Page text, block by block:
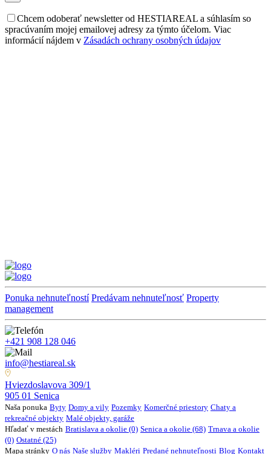
Chcem odoberať newsletter od HESTIAREAL a súhlasím so
spracúvaním mojej emailovej adresy za týmto účelom. Viac
informácií nájdem v Zásadách ochrany osobných údajov
Ponuka nehnuteľností Predávam nehnuteľnosť Property
management
+421 908 128 046
info@hestiareal.sk
Hviezdoslavova 309/1
905 01 Senica
Naša ponuka Byty Domy a vily Pozemky Komerčné priestory Chaty a
rekreačné objekty Malé objekty, garáže
Hľadať v mestách Bratislava a okolie (0) Senica a okolie (68) Trnava a okolie
(0) Ostatné (25)
Mapa stránky O nás Naše služby Makléri Predané nehnuteľnosti Blog Kontakt